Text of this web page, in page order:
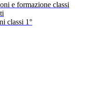
e formazione classi
classi 1°